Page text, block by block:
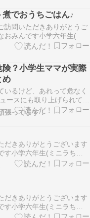
くにあったスターバックス
。 女子大学生＋スターバッ
でおうちごはん♪
訪問いただきありがとうご
おみんです小学六年生(ミ
生(モスラちゃん)の息子、
ゃん)がいますもともとは
していましたが、結婚出産
す????最近は着物への熱が
？小学生ママが実際
め
いるけど、あれって危なく
ースにも取り上げられてい
傷を起こす場合も…子ども
意https://t.co/jDXCCHYoRW
にしたりした水筒が子ども
し、深刻…
張ってます！
だきありがとうございます
す小学六年生(ミニラちゃ
ちゃん)の息子、小学一年
いますもともとはバレリー
したが、結婚出産を機に育
近は着物への熱が再発‼️ワ
だきありがとうございます
す小学六年生(ミニラちゃ
ちゃん)の息子、小学一年